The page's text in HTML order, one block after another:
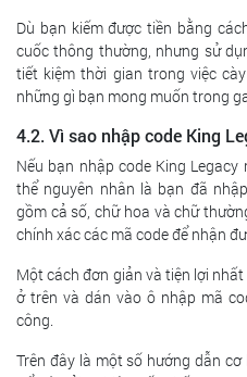
Dù bạn kiếm được tiền bằng
cuốc thông thường, nhưng sử
tiết kiệm thời gian trong việc
những gì bạn mong muốn trong
4.2. Vì sao nhập code King
Nếu bạn nhập code King
thể nguyên nhân là bạn đã
gồm cả số, chữ hoa và chữ
chính xác các mã code để nhận
Một cách đơn giản và tiện lợi
ở trên và dán vào ô nhập mã
công.
Trên đây là một số hướng dẫn